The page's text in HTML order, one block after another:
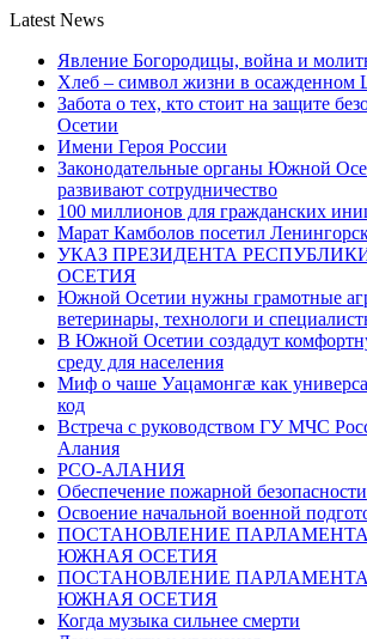
Latest News
Явление Богородицы, война и
Хлеб – символ жизни в осажденном
Забота о тех, кто стоит на защите
Осетии
Имени Героя России
Законодательные органы Южной
развивают сотрудничество
100 миллионов для гражданских
Марат Камболов посетил
УКАЗ ПРЕЗИДЕНТА
ОСЕТИЯ
Южной Осетии нужны грамотные
ветеринары, технологи и
В Южной Осетии создадут
среду для населения
Миф о чаше Уацамонгæ как
код
Встреча с руководством ГУ МЧС
Алания
РСО-АЛАНИЯ
Обеспечение пожарной безопасности
Освоение начальной военной
ПОСТАНОВЛЕНИЕ
ЮЖНАЯ ОСЕТИЯ
ПОСТАНОВЛЕНИЕ
ЮЖНАЯ ОСЕТИЯ
Когда музыка сильнее смерти